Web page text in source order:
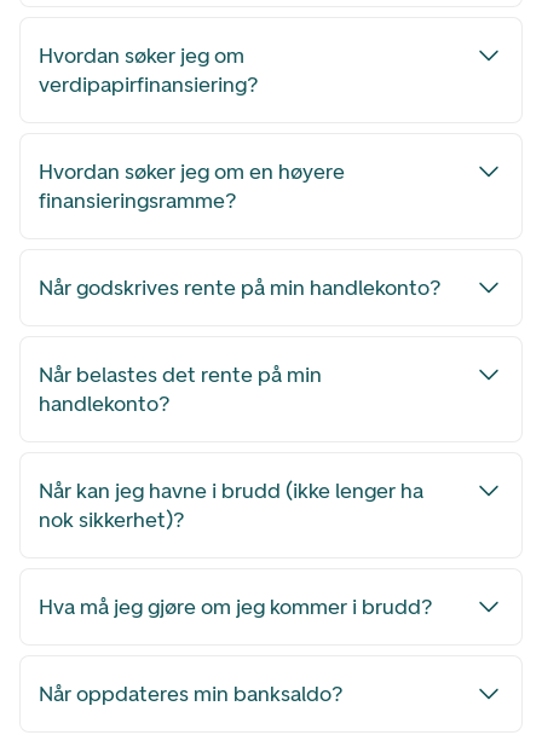
Hvordan søker jeg om
verdipapirfinansiering?
Hvordan søker jeg om en høyere
finansieringsramme?
Når godskrives rente på min handlekonto?
Når belastes det rente på min
handlekonto?
Når kan jeg havne i brudd (ikke lenger ha
nok sikkerhet)?
Hva må jeg gjøre om jeg kommer i brudd?
Når oppdateres min banksaldo?